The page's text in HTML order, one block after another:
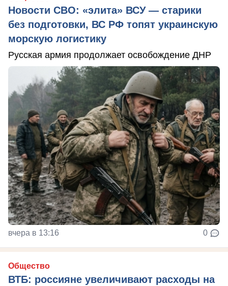
Новости СВО: «элита» ВСУ — старики
без подготовки, ВС РФ топят украинскую
морскую логистику
Русская армия продолжает освобождение ДНР
вчера в 13:16 0
Общество
ВТБ: россияне увеличивают расходы на